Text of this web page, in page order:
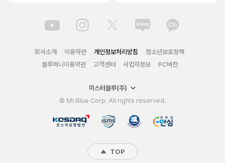
회사소개 이용약관 개인정보처리방침
청소년보호정책
블루머니이용약관
고객센터 사업자정보 PC버전
미스터블루(주)
© Mr.Blue Corp. All rights reserved.
TOP